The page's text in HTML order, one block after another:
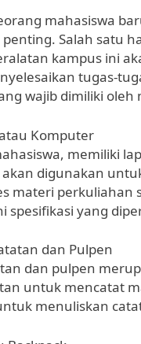
mahasiswa
Salah satu
kampus ini
tugas-
wajib dimiliki oleh
Komputer
memiliki
digunakan
materi perkuliahan
spesifikasi yang
dan Pulpen
dan pulpen
untuk mencatat
menuliskan